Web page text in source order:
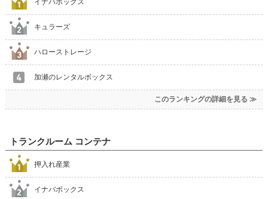
イナバボックス
キュラーズ
ハローストレージ
加瀬のレンタルボックス
このランキングの詳細を見る ≫
トランクルーム コンテナ
押入れ産業
イナバボックス